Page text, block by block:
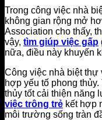
Trong công việc nhà
không gian rộng mở
Association cho thấy,
vậy, tìm giúp việc gấp
nữa, điều này khuyến
Công việc nhà biệt thự
hợp yếu tố phong
thủy tốt cải thiện năng
việc trông trẻ kết hợp
môi trường sống tràn